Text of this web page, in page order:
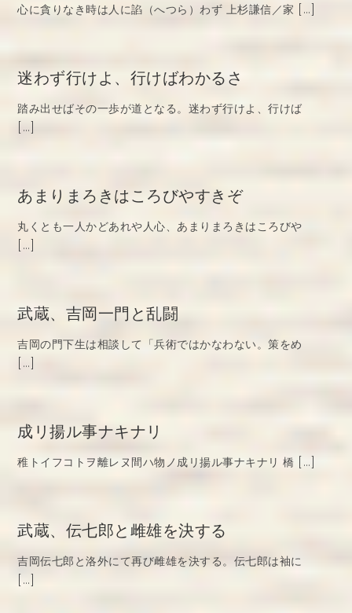
心に貪りなき時は人に諂（へつら）わず 上杉謙信／家 […]
迷わず行けよ、行けばわかるさ
踏み出せばその一歩が道となる。迷わず行けよ、行けば
[…]
あまりまろきはころびやすきぞ
丸くとも一人かどあれや人心、あまりまろきはころびや
[…]
武蔵、吉岡一門と乱闘
吉岡の門下生は相談して「兵術ではかなわない。策をめ
[…]
成リ揚ル事ナキナリ
稚トイフコトヲ離レヌ間ハ物ノ成リ揚ル事ナキナリ 橋 […]
武蔵、伝七郎と雌雄を決する
吉岡伝七郎と洛外にて再び雌雄を決する。伝七郎は袖に
[…]